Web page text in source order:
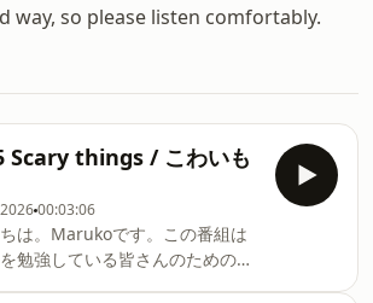
way, so please listen comfortably.
Scary things / こわいも
00:03:06
は。Marukoです。この番組は
勉強している皆さんのためのラ